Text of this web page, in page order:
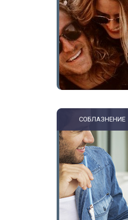
СОБЛАЗНЕНИЕ